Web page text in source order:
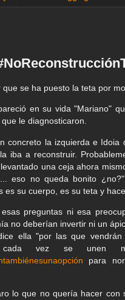
se ha puesto la teta por
en su vida "Mariano"
le diagnosticaron.
concreto la izquierda e Idoia
iba a reconstruir.
una ceja ahora
eso no queda bonito
es su cuerpo, es su teta y
preguntas ni esa
no deberían invertir ni un
ella "por las que vendrán
cada vez se unen
para
lo que no quería hacer con